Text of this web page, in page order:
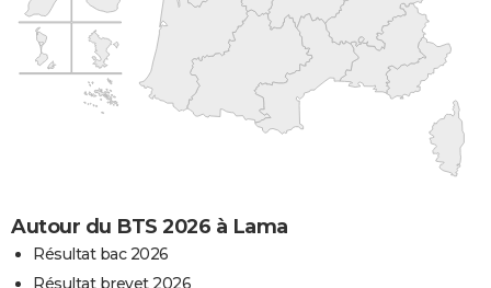
Autour du BTS 2026 à Lama
Résultat bac 2026
Résultat brevet 2026